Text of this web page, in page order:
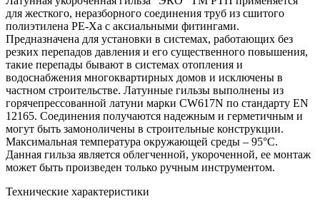
для жесткого, неразборного соединения труб из сшитого
полиэтилена PE-Xa с аксиальными фитингами.
Предназначена для установки в системах, работающих без
резких перепадов давления и его существенного повышения,
такие перепады бывают в системах отопления и
водоснабжения многоквартирных домов и исключены в
частном строительстве. Латунные гильзы выполнены из
горячепрессованной латуни марки СW617N по стандарту EN
12165. Соединения получаются надежным и герметичным и
могут быть замоноличены в строительные конструкции.
Максимальная температура окружающей среды – 95°С.
Данная гильза является облегченной, укороченной, ее монтаж
может быть произведен только ручным инструментом.
Технические характеристики